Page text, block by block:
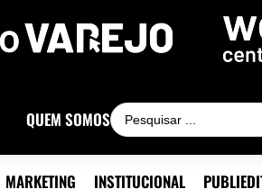
QUEM SOMOS
MARKETING INSTITUCIONAL